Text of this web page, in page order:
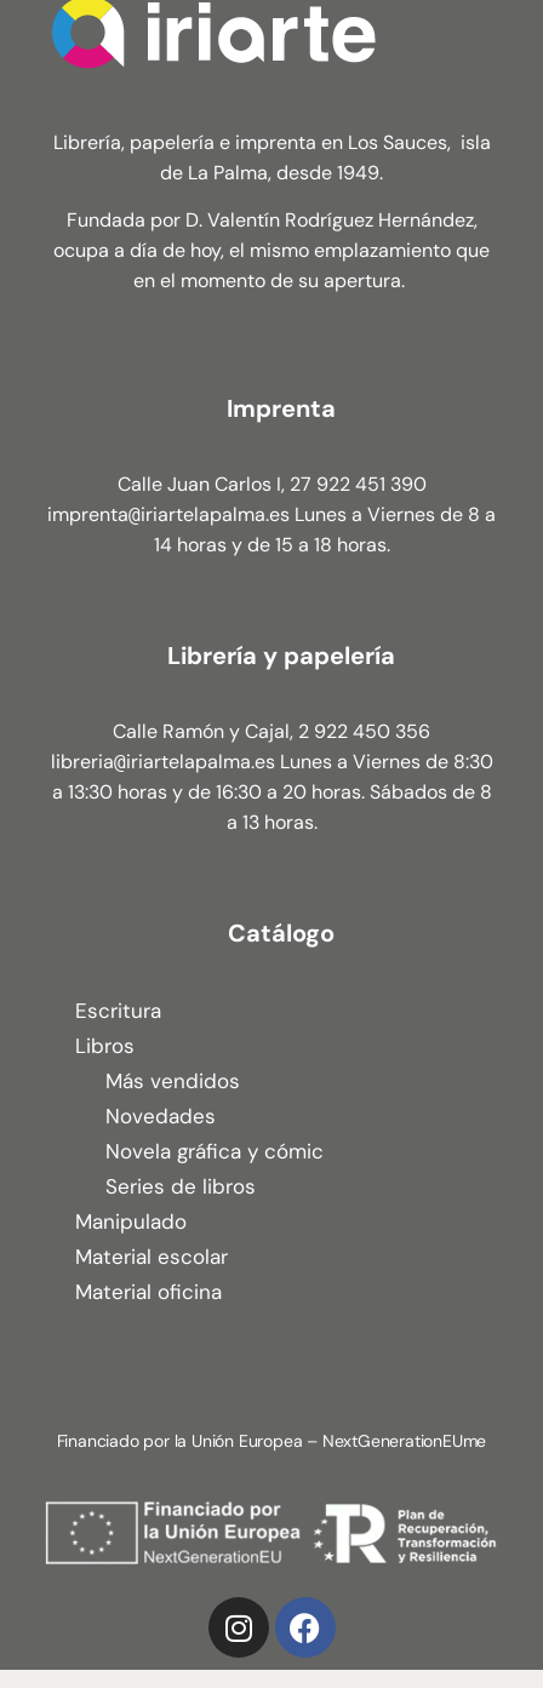
Librería, papelería e imprenta en Los Sauces, isla
de La Palma, desde 1949.
Fundada por D. Valentín Rodríguez Hernández,
ocupa a día de hoy, el mismo emplazamiento que
en el momento de su apertura.
Imprenta
Calle Juan Carlos I, 27 922 451 390
imprenta@iriartelapalma.es Lunes a Viernes de 8 a
14 horas y de 15 a 18 horas.
Librería y papelería
Calle Ramón y Cajal, 2 922 450 356
libreria@iriartelapalma.es Lunes a Viernes de 8:30
a 13:30 horas y de 16:30 a 20 horas. Sábados de 8
a 13 horas.
Catálogo
Escritura
Libros
Más vendidos
Novedades
Novela gráfica y cómic
Series de libros
Manipulado
Material escolar
Material oficina
Financiado por la Unión Europea – NextGenerationEUme